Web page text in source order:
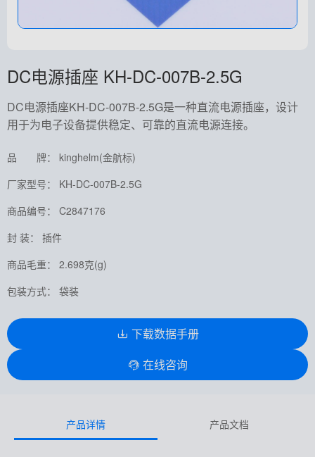
DC电源插座 KH-DC-007B-2.5G
DC电源插座KH-DC-007B-2.5G是一种直流电源插座，设计
用于为电子设备提供稳定、可靠的直流电源连接。
品 牌： kinghelm(金航标)
厂家型号： KH-DC-007B-2.5G
商品编号： C2847176
封 装： 插件
商品毛重： 2.698克(g)
包装方式： 袋装
下载数据手册
在线咨询
产品详情 产品文档